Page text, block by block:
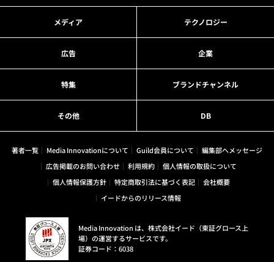
メディア テクノロジー
広告 企業
特集 ブランドチャンネル
その他 DB
著者一覧 Media Innovationについて Guild会員について
編集部へメッセージ
広告掲載のお問い合わせ
利用規約
個人情報の取扱について
個人情報保護方針
特定商取引法に基づく表記
会社概要
イードからのリリース情報
Media Innovation は、株式会社イード（東証グロース上
場）の運営するサービスです。
証券コード：6038